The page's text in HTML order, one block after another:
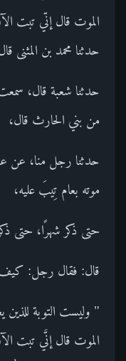
حدثنا محمد بن المثنى
حدثنا شعبة قال،
من بني الحارث قال،
حدثنا رجل منا، عن
موته بعام تِيبَ عليه،
حتى ذكر شهرًا، حتى
قال: فقال رجل: كيف
" وليست التوبة
الموت قال إنَّي تبت